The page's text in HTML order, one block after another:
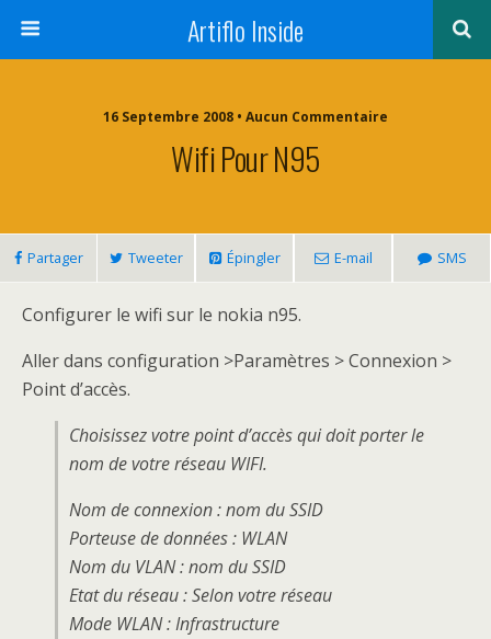
Artiflo Inside
16 Septembre 2008 • Aucun Commentaire
Wifi Pour N95
Partager Tweeter Épingler E-mail SMS
Configurer le wifi sur le nokia n95.
Aller dans configuration >Paramètres > Connexion >
Point d’accès.
Choisissez votre point d’accès qui doit porter le
nom de votre réseau WIFI.
Nom de connexion : nom du SSID
Porteuse de données : WLAN
Nom du VLAN : nom du SSID
Etat du réseau : Selon votre réseau
Mode WLAN : Infrastructure